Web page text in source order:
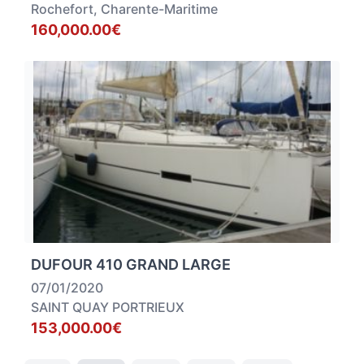
Rochefort, Charente-Maritime
160,000.00€
DUFOUR 410 GRAND LARGE
07/01/2020
SAINT QUAY PORTRIEUX
153,000.00€